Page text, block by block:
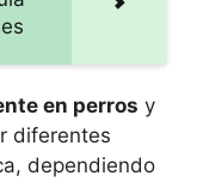
en perros y
diferentes
dependiendo